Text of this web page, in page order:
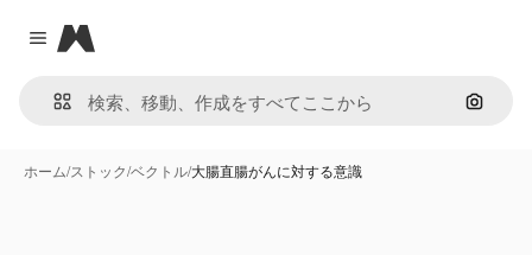
Close menu
Magnific
画像で
ホーム/ストック/ベクトル/大腸直腸がんに対する意識